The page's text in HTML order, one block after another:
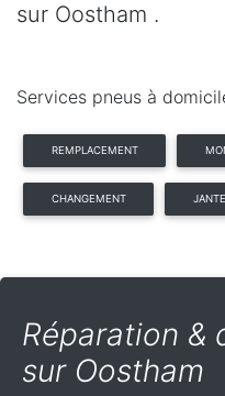
sur Oostham .
Services pneus à
REMPLACEMENT
CHANGEMENT
Réparation &
sur Oostham